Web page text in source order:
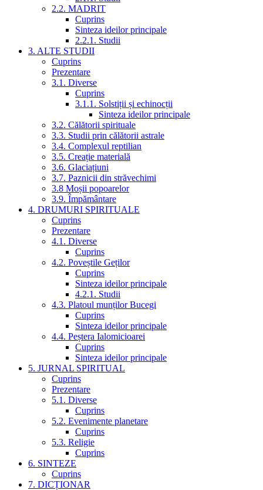
2.2. MADRIT
Cuprins
Sinteza ideilor principale
2.2.1. Studii
3. ALTE STUDII
Cuprins
Prezentare
3.1. Diverse
Cuprins
3.1.1. Solstiții și echinocții
Sinteza ideilor principale
3.2. Călătorii spirituale
3.3. Studii prin călătorii astrale
3.4. Complexul reptilian
3.5. Creație materială
3.6. Glaciațiuni
3.7. Paznicii din străvechimi
3.8 Moșii popoarelor
3.9. Împământare
4. DRUMURI SPIRITUALE
Cuprins
Prezentare
4.1. Diverse
Cuprins
4.2. Poveștile Geților
Cuprins
Sinteza ideilor principale
4.2.1. Studii
4.3. Platoul munților Bucegi
Cuprins
Sinteza ideilor principale
4.4. Peștera Ialomicioarei
Cuprins
Sinteza ideilor principale
5. JURNAL SPIRITUAL
Cuprins
Prezentare
5.1. Diverse
Cuprins
5.2. Evenimente planetare
Cuprins
5.3. Religie
Cuprins
6. SINTEZE
Cuprins
7. DICȚIONAR